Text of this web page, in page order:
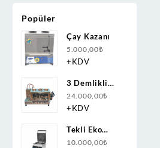
Popüler
Çay Kazanı
5.000,00₺
+KDV
3 Demlikli
Bakır Çay
Kazanı
Ce Belgeli
24.000,00₺
+KDV
Tekli Eko
Papatya
10.000,00₺